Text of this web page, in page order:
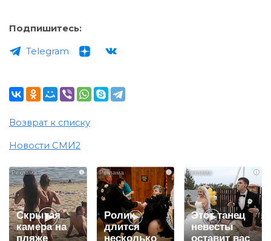
Подпишитесь:
Telegram
Возврат к списку
Новости СМИ2
i
Скрытая
камера на
пляже
i
Ролик
длится
несколько
i
Этот танец
невесты
оставит вас